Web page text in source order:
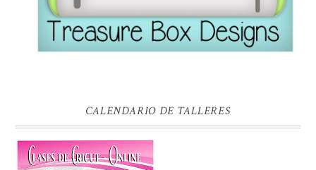
CALENDARIO DE TALLERES